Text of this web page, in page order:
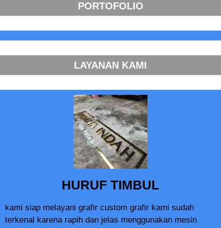
PORTOFOLIO
LAYANAN KAMI
HURUF TIMBUL
kami siap melayani grafir custom grafir kami sudah
terkenal karena rapih dan jelas menggunakan mesin